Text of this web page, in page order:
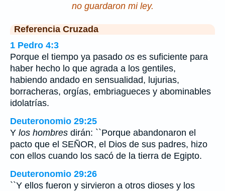
no guardaron mi ley.
Referencia Cruzada
1 Pedro 4:3
Porque el tiempo ya pasado os es suficiente para
haber hecho lo que agrada a los gentiles,
habiendo andado en sensualidad, lujurias,
borracheras, orgías, embriagueces y abominables
idolatrías.
Deuteronomio 29:25
Y los hombres dirán: ``Porque abandonaron el
pacto que el SEÑOR, el Dios de sus padres, hizo
con ellos cuando los sacó de la tierra de Egipto.
Deuteronomio 29:26
``Y ellos fueron y sirvieron a otros dioses y los